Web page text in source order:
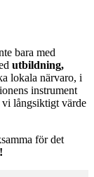
bara med
utbildning,
lokala närvaro, i
instrument
vi långsiktigt värde
för det